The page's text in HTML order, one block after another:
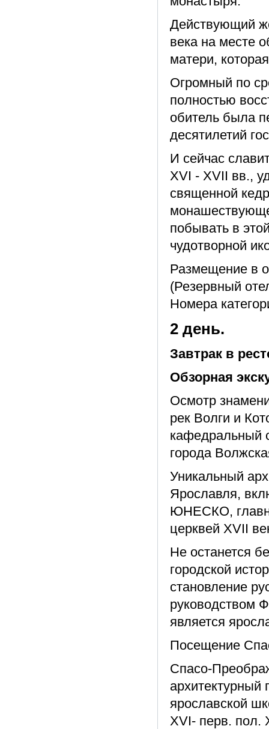
Действующий
века на месте
матери,
Огромный по
полностью
обитель была
десятилетий
И сейчас
XVI - XVII вв.,
священной
побывать в
чудотворной
Размещение в
(Резервный
Номера
2 день.
Завтрак в
Обзорная
Осмотр
рек Волги и
кафедральный
города
Уникальный
Ярославля,
ЮНЕСКО,
церквей XVII
Не останется
городской
становление
руководством
является
Посещение
Спасо-
архитектурный
ярославской
XVI- перв. пол.